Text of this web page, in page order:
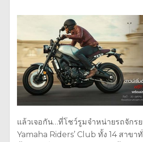
แล้วเจอกัน…ที่โชว์รูมจำหน่ายรถจักร
Yamaha Riders’ Club ทั้ง 14 สาขา